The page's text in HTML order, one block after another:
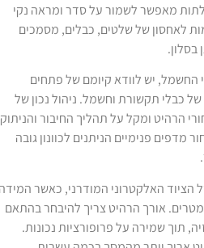
מאפשר לשמור על סדר ומראה נקי
לאחסון של שלטים, כבלים, מסמכים
יש לוודא קיומם של פתחים
כבלי תקשורת וחשמל. ניהול נכון של
הרהיט ומקל על תהליך החיבור והניתוק
פנימיים הניתנים לכוונון גובה
האלקטרוני המודרני, כאשר המידה
בין 40 ל-50 סנטימטרים. אורך הרהיט צריך להיבחר בהתאם
תוך שמירה על פרופורציות נכונות.